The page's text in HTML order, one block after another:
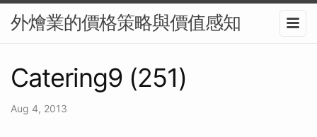
外燴業的價格策略與價值感知
Catering9 (251)
Aug 4, 2013